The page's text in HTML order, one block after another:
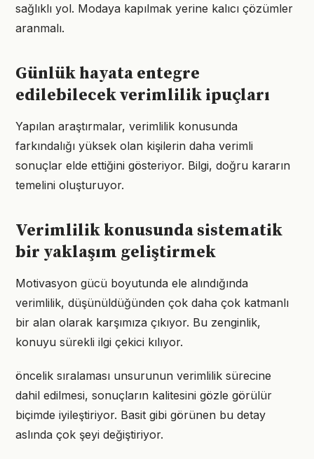
sağlıklı yol. Modaya kapılmak yerine kalıcı çözümler
aranmalı.
Günlük hayata entegre
edilebilecek verimlilik ipuçları
Yapılan araştırmalar, verimlilik konusunda
farkındalığı yüksek olan kişilerin daha verimli
sonuçlar elde ettiğini gösteriyor. Bilgi, doğru kararın
temelini oluşturuyor.
Verimlilik konusunda sistematik
bir yaklaşım geliştirmek
Motivasyon gücü boyutunda ele alındığında
verimlilik, düşünüldüğünden çok daha çok katmanlı
bir alan olarak karşımıza çıkıyor. Bu zenginlik,
konuyu sürekli ilgi çekici kılıyor.
öncelik sıralaması unsurunun verimlilik sürecine
dahil edilmesi, sonuçların kalitesini gözle görülür
biçimde iyileştiriyor. Basit gibi görünen bu detay
aslında çok şeyi değiştiriyor.